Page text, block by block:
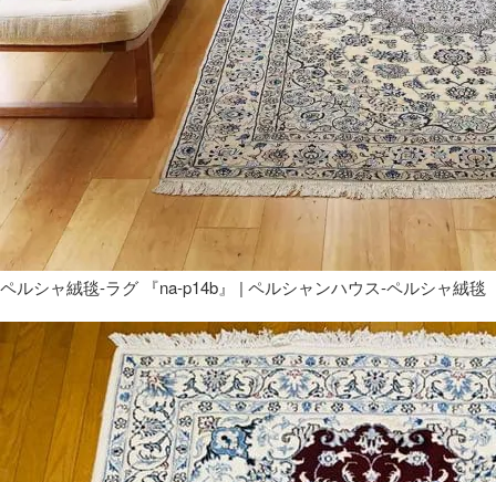
ペルシャ絨毯-ラグ 『na-p14b』 | ペルシャンハウス-ペルシャ絨毯